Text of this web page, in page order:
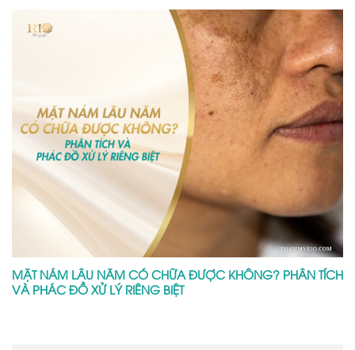
MẶT NÁM LÂU NĂM CÓ CHỮA ĐƯỢC KHÔNG? PHÂN TÍCH
VÀ PHÁC ĐỒ XỬ LÝ RIÊNG BIỆT